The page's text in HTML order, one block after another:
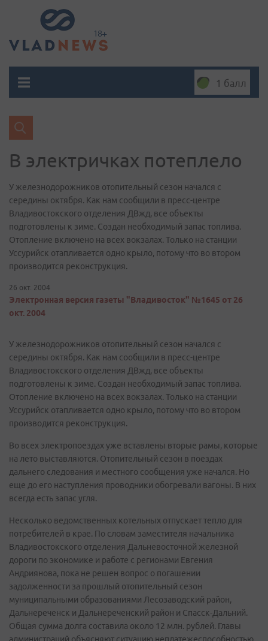
1 балл
В электричках потеплело
У железнодорожников отопительный сезон начался с
середины октября. Как нам сообщили в пресс-центре
Владивостокского отделения ДВжд, все объекты
подготовлены к зиме. Создан необходимый запас топлива.
Отопление включено на всех вокзалах. Только на станции
Уссурийск отапливается одно крыло, потому что во втором
производится реконструкция.
26 окт. 2004
Электронная версия газеты "Владивосток" №1645 от 26
окт. 2004
У железнодорожников отопительный сезон начался с
середины октября. Как нам сообщили в пресс-центре
Владивостокского отделения ДВжд, все объекты
подготовлены к зиме. Создан необходимый запас топлива.
Отопление включено на всех вокзалах. Только на станции
Уссурийск отапливается одно крыло, потому что во втором
производится реконструкция.
Во всех электропоездах уже вставлены вторые рамы, которые
на лето выставляются. Отопительный сезон в поездах
дальнего следования и местного сообщения уже начался. Но
еще до его наступления проводники обогревали вагоны. В них
всегда есть запас угля.
Несколько ведомственных котельных отпускает тепло для
потребителей в крае. По словам заместителя начальника
Владивостокского отделения Дальневосточной железной
дороги по экономике и работе с регионами Евгения
Андриянова, пока не решен вопрос о погашении
задолженности за прошлый отопительный сезон
муниципальными образованиями Лесозаводский район,
Дальнереченск и Дальнереченский район и Спасск-Дальний.
Общая сумма долга составила около 12 млн. рублей. Главы